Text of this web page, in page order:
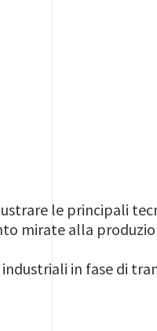
le principali
mirate alla
in fase di